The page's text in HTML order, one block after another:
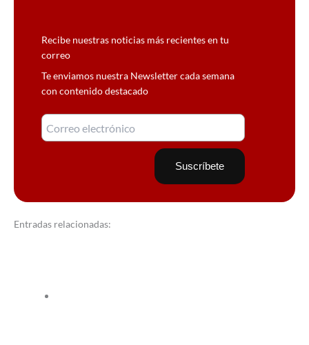
Recibe nuestras noticias más recientes en tu
correo
Te enviamos nuestra Newsletter cada semana
con contenido destacado
Entradas relacionadas: